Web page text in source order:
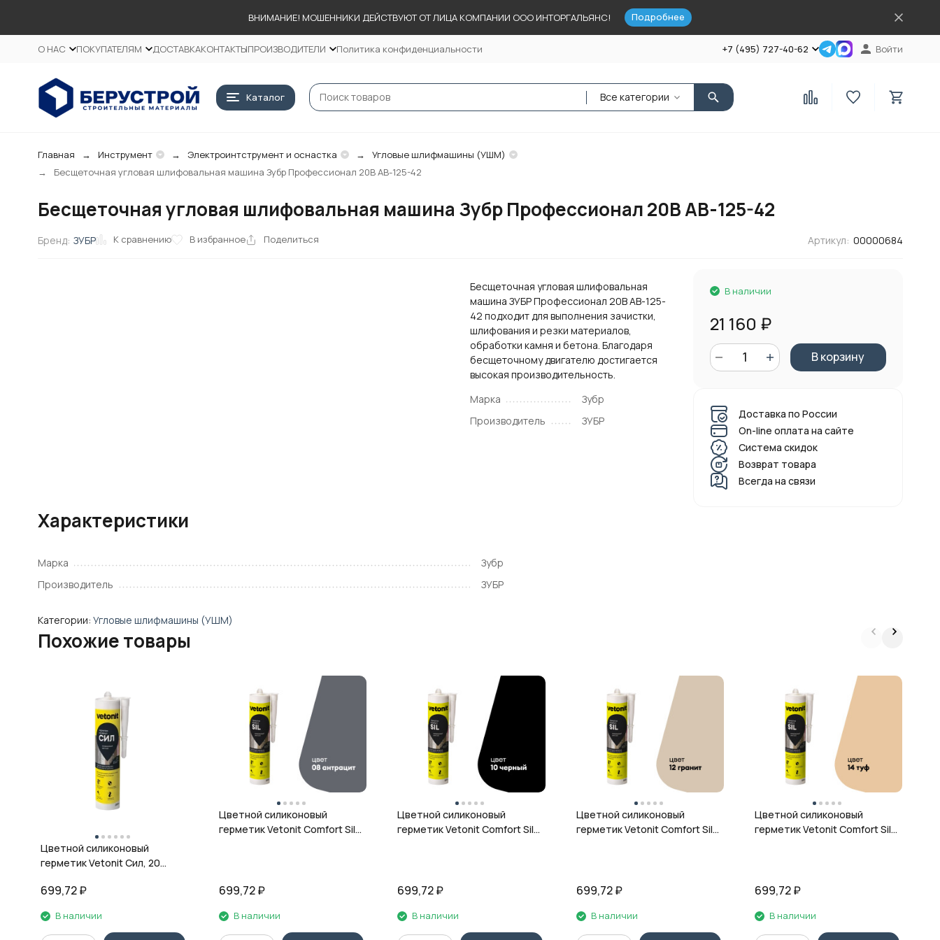
ВНИМАНИЕ! МОШЕННИКИ ДЕЙСТВУЮТ ОТ ЛИЦА КОМПАНИИ ООО ИНТОРГАЛЬЯНС! Подробнее
О НАС ПОКУПАТЕЛЯМ ДОСТАВКАКОНТАКТЫПРОИЗВОДИТЕЛИ Политика конфиденциальности +7 (495) 727-40-62 Войти
Каталог Все категории
Главная Инструмент Электроинтструмент и оснастка
Угловые шлифмашины (УШМ)
Бесщеточная угловая шлифовальная машина Зубр Профессионал 20В AB-125-42
Бесщеточная угловая шлифовальная машина Зубр Профессионал 20В AB-125-42
Бренд: ЗУБР К сравнению В избранное Поделиться Артикул: 00000684
Бесщеточная угловая шлифовальная
машина ЗУБР Профессионал 20В AB-125-
42 подходит для выполнения зачистки,
шлифования и резки материалов,
обработки камня и бетона. Благодаря
бесщеточному двигателю достигается
высокая производительность.
Марка
Зубр
Производитель
ЗУБР
В наличии
21 160 ₽
В корзину
Доставка по России
On-line оплата на сайте
Система скидок
Возврат товара
Всегда на связи
Характеристики
Марка
Зубр
Производитель
ЗУБР
Категории: Угловые шлифмашины (УШМ)
Похожие товары
Цветной силиконовый
герметик Vetonit Сил, 20
699,72 ₽
В наличии
Цветной силиконовый
герметик Vetonit Comfort Sil,
699,72₽
В наличии
Цветной силиконовый
герметик Vetonit Comfort Sil,
699,72₽
В наличии
Цветной силиконовый
герметик Vetonit Comfort Sil,
699,72₽
В наличии
Цветной силиконовый
герметик Vetonit Comfort Sil,
699,72₽
В наличии